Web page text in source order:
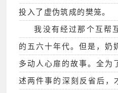
投入了虚伪筑成的樊笼。
我没有经过那个互帮
的五六十年代。但是，奶
多动人心扉的故事。全为
述两件事的深刻反省后